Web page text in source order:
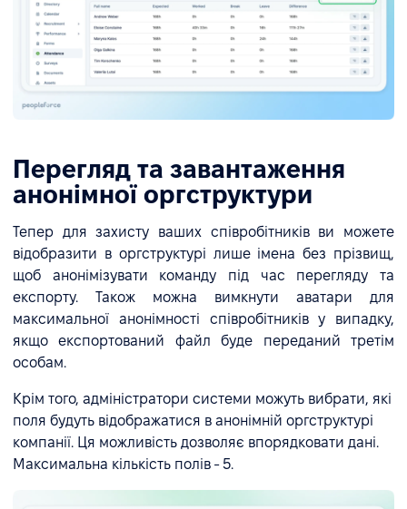
Перегляд та завантаження
анонімної оргструктури
Тепер для захисту ваших співробітників ви можете
відобразити в оргструктурі лише імена без прізвищ,
щоб анонімізувати команду під час перегляду та
експорту. Також можна вимкнути аватари для
максимальної анонімності співробітників у випадку,
якщо експортований файл буде переданий третім
особам.
Крім того, адміністратори системи можуть вибрати, які
поля будуть відображатися в анонімній оргструктурі
компанії. Ця можливість дозволяє впорядковати дані.
Максимальна кількість полів - 5.